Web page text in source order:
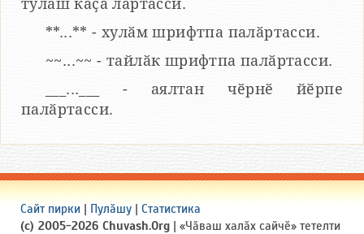
**...** - хулӑм шрифтпа палӑртасси.
~~...~~ - тайлӑк шрифтпа палӑртасси.
___...___ - аялтан чӗрнӗ йӗрпе
палӑртасси.
Сайт пирки | Пулӑшу | Статистика
(c) 2005-2026 Chuvash.Org | «Чӑваш халӑх сайчӗ» тетелти